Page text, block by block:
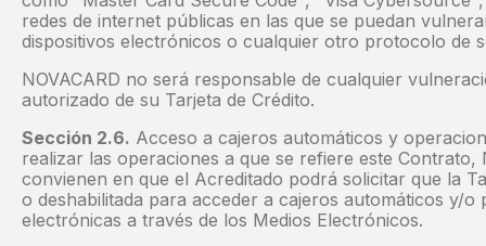
redes de internet públicas en las que se puedan
dispositivos electrónicos o cualquier otro protocolo de
NOVACARD no será responsable de cualquier
autorizado de su Tarjeta de Crédito.
Sección 2.6. Acceso a cajeros automáticos y
realizar las operaciones a que se refiere este Contrato,
convienen en que el Acreditado podrá solicitar que la
o deshabilitada para acceder a cajeros automáticos y/
electrónicas a través de los Medios Electrónicos.